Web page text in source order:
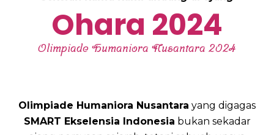
Ohara 2024
Olimpiade Humaniora Nusantara 2024
Olimpiade Humaniora Nusantara yang digagas
SMART Ekselensia Indonesia bukan sekadar